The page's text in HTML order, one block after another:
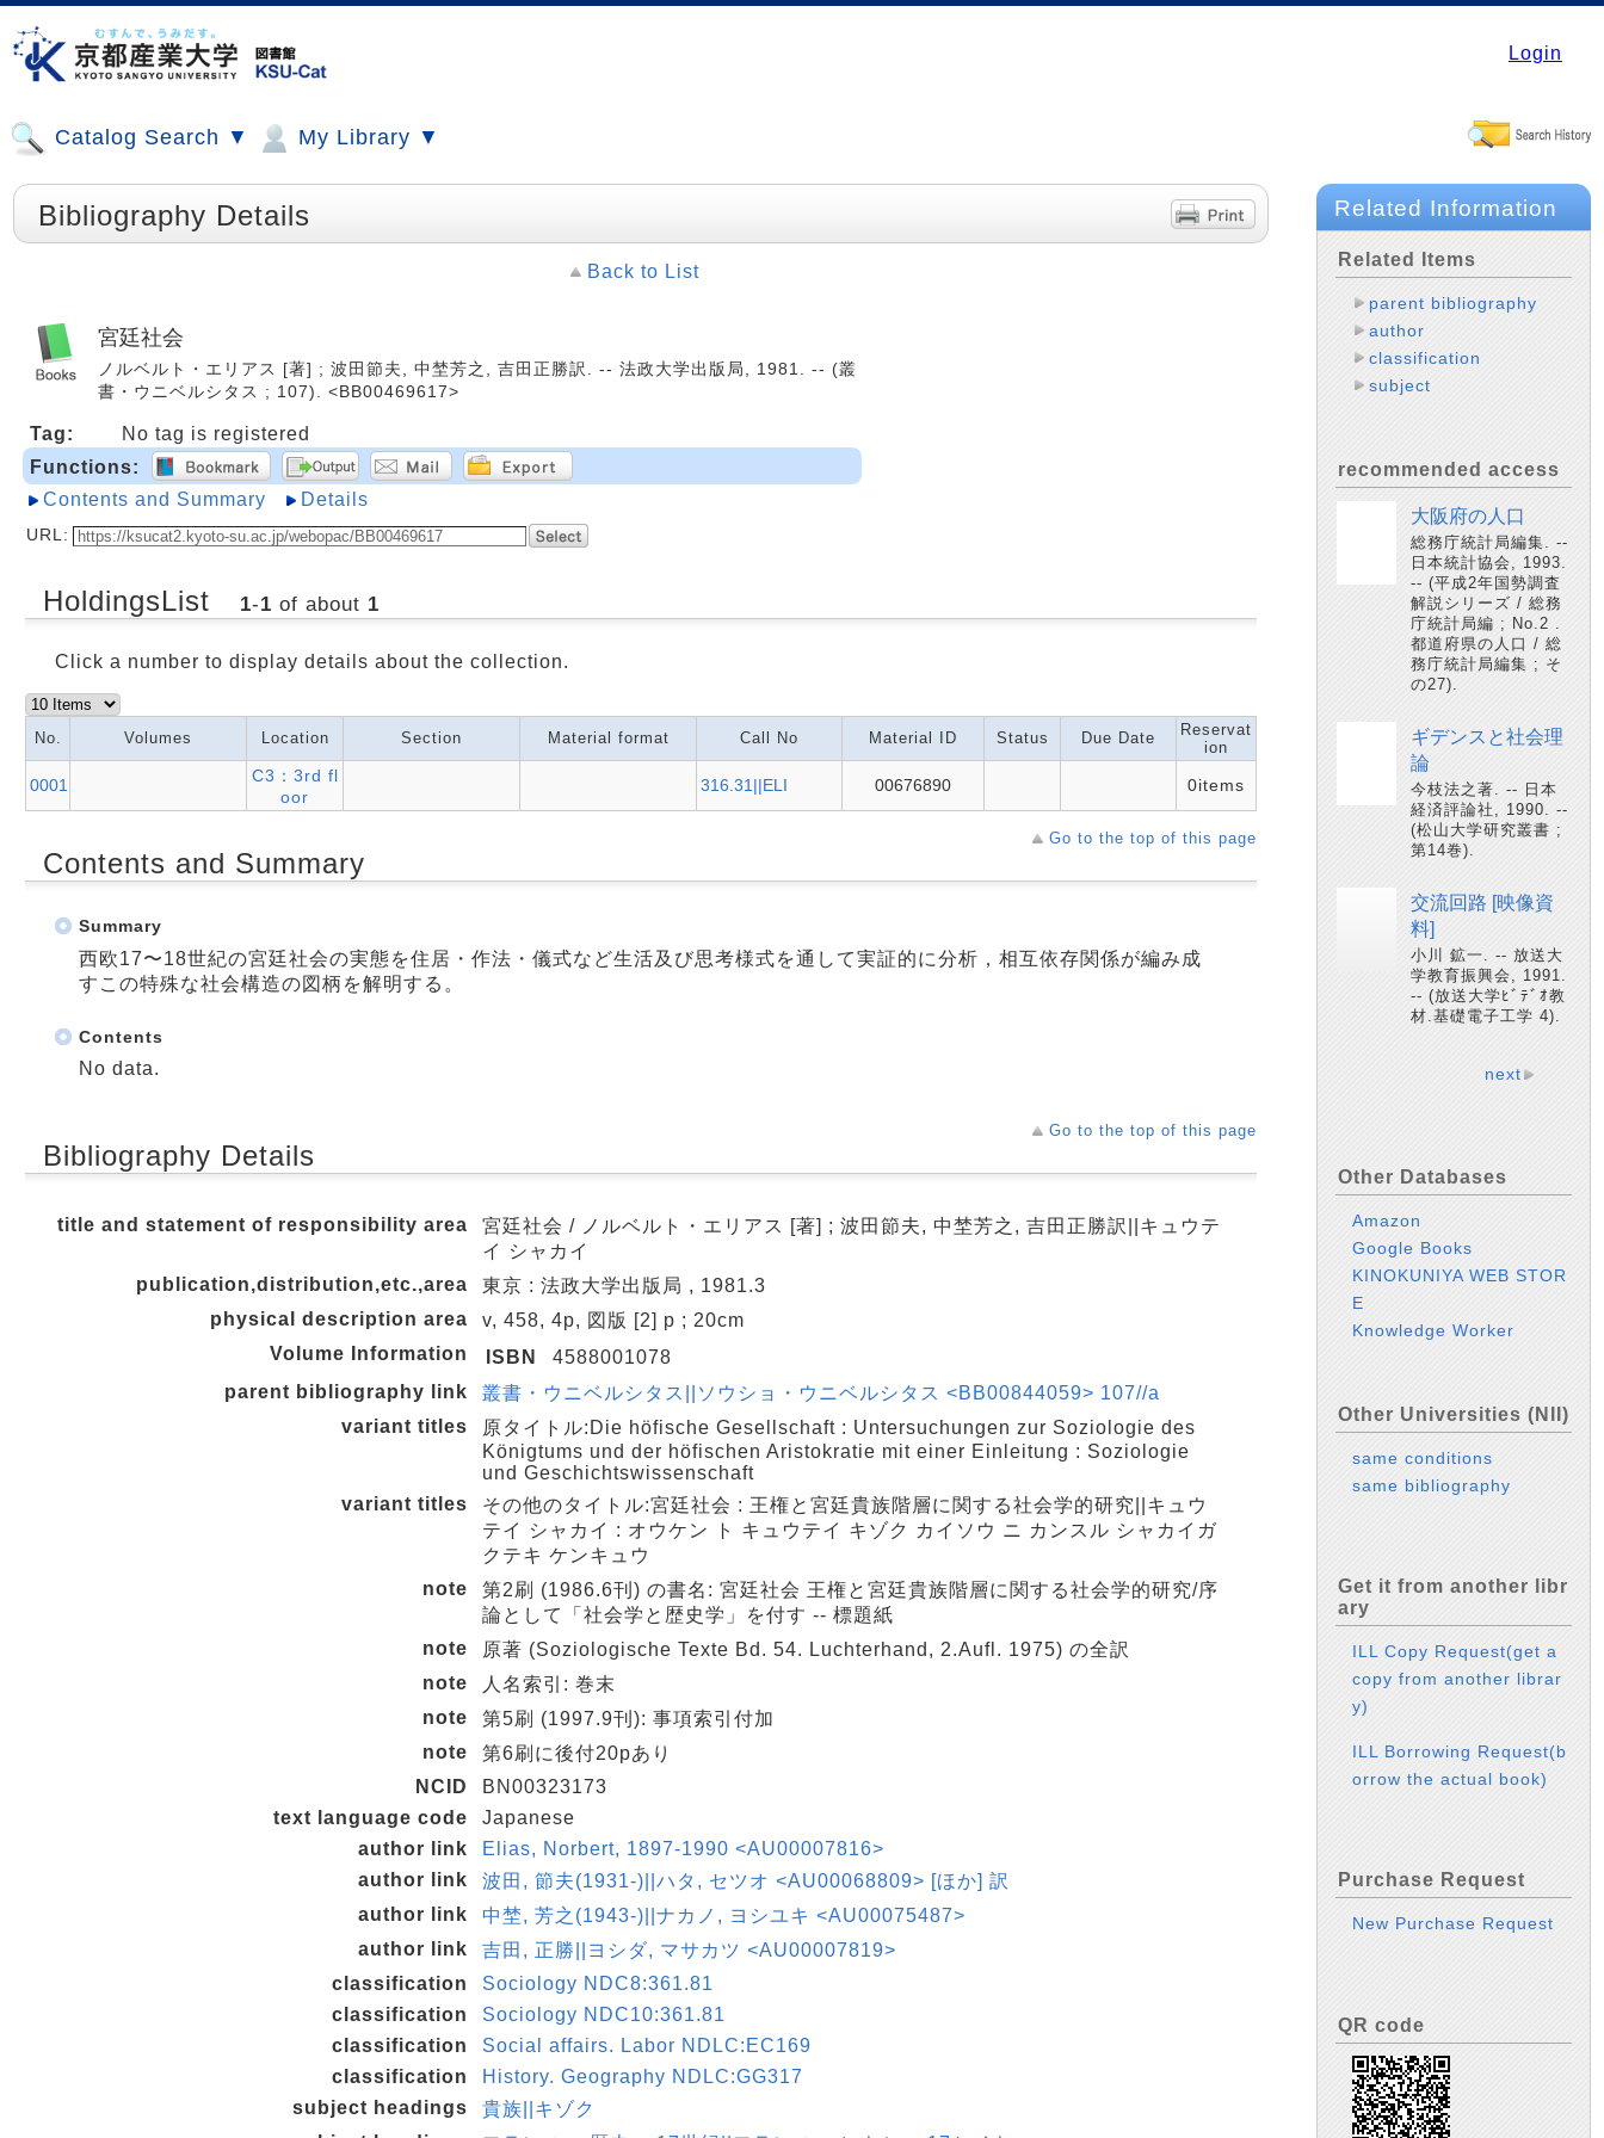
Login
Catalog Search ▼ My Library ▼
Bibliography Details
Back to List
宮廷社会
ノルベルト・エリアス [著] ; 波田節夫, 中埜芳之, 吉田正勝訳. -- 法政大学出版局, 1981. -- (叢
書・ウニベルシタス ; 107). <BB00469617>
Tag:
No tag is registered
Functions:
Contents and Summary
Details
URL:
HoldingsList 1-1 of about 1
Click a number to display details about the collection.
No. Volumes Location Section Material format Call No Material ID Status Due Date
Reservat
ion
0001
C3：3rd fl
oor
316.31||ELI 00676890 0items
Go to the top of this page
Contents and Summary
Summary
西欧17〜18世紀の宮廷社会の実態を住居・作法・儀式など生活及び思考様式を通して実証的に分析，相互依存関係が編み成
すこの特殊な社会構造の図柄を解明する。
Contents
No data.
Go to the top of this page
Bibliography Details
title and statement of responsibility area
宮廷社会 / ノルベルト・エリアス [著] ; 波田節夫, 中埜芳之, 吉田正勝訳||キュウテ
イ シャカイ
publication,distribution,etc.,area
東京 : 法政大学出版局 , 1981.3
physical description area
v, 458, 4p, 図版 [2] p ; 20cm
Volume Information
ISBN
4588001078
parent bibliography link
叢書・ウニベルシタス||ソウショ・ウニベルシタス <BB00844059> 107//a
variant titles
原タイトル:Die höfische Gesellschaft : Untersuchungen zur Soziologie des
Königtums und der höfischen Aristokratie mit einer Einleitung : Soziologie
und Geschichtswissenschaft
variant titles
その他のタイトル:宮廷社会 : 王権と宮廷貴族階層に関する社会学的研究||キュウ
テイ シャカイ : オウケン ト キュウテイ キゾク カイソウ ニ カンスル シャカイガ
クテキ ケンキュウ
note
第2刷 (1986.6刊) の書名: 宮廷社会 王権と宮廷貴族階層に関する社会学的研究/序
論として「社会学と歴史学」を付す -- 標題紙
note
原著 (Soziologische Texte Bd. 54. Luchterhand, 2.Aufl. 1975) の全訳
note
人名索引: 巻末
note
第5刷 (1997.9刊): 事項索引付加
note
第6刷に後付20pあり
NCID
BN00323173
text language code
Japanese
author link
Elias, Norbert, 1897-1990 <AU00007816>
author link
波田, 節夫(1931-)||ハタ, セツオ <AU00068809> [ほか] 訳
author link
中埜, 芳之(1943-)||ナカノ, ヨシユキ <AU00075487>
author link
吉田, 正勝||ヨシダ, マサカツ <AU00007819>
classification
Sociology NDC8:361.81
classification
Sociology NDC10:361.81
classification
Social affairs. Labor NDLC:EC169
classification
History. Geography NDLC:GG317
subject headings
貴族||キゾク
Related Information
Related Items
parent bibliography
author
classification
subject
recommended access
大阪府の人口
総務庁統計局編集. --
日本統計協会, 1993.
-- (平成2年国勢調査
解説シリーズ / 総務
庁統計局編 ; No.2 .
都道府県の人口 / 総
務庁統計局編集 ; そ
の27).
ギデンスと社会理
論
今枝法之著. -- 日本
経済評論社, 1990. --
(松山大学研究叢書 ;
第14巻).
交流回路 [映像資
料]
小川 鉱一. -- 放送大
学教育振興会, 1991.
-- (放送大学ﾋﾞﾃﾞｵ教
材.基礎電子工学 4).
next
Other Databases
Amazon
Google Books
KINOKUNIYA WEB STOR
E
Knowledge Worker
Other Universities (NII)
same conditions
same bibliography
Get it from another libr
ary
ILL Copy Request(get a
copy from another librar
y)
ILL Borrowing Request(b
orrow the actual book)
Purchase Request
New Purchase Request
QR code